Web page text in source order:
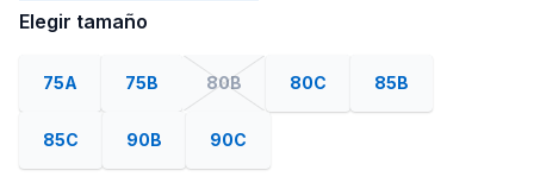
Elegir tamaño
75A 75B 80B 80C 85B
85C 90B 90C